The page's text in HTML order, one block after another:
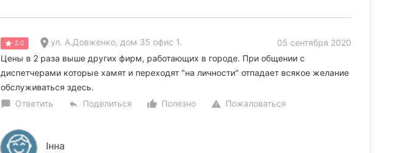
2.0 ул. А.Довженко, дом 35 офис 1.
05 сентября 2020
Цены в 2 раза выше других фирм, работающих в городе. При общении с
диспетчерами которые хамят и переходят "на личности" отпадает всякое желание
обслуживаться здесь.
chat_bubble Ответить reply Поделиться thumb_up_alt
Полезно warning Пожаловаться
Інна